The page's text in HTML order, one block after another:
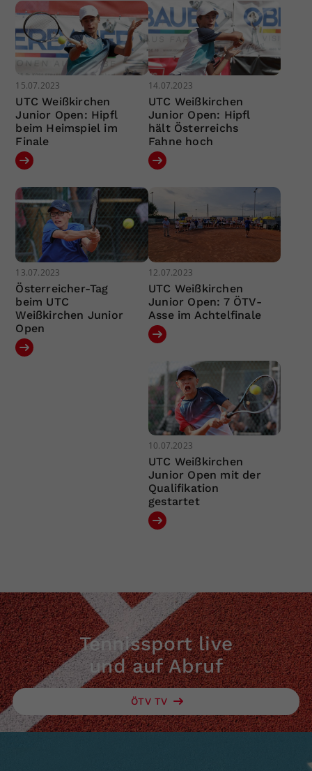
15.07.2023
UTC Weißkirchen
Junior Open: Hipfl
beim Heimspiel im
Finale
14.07.2023
UTC Weißkirchen
Junior Open: Hipfl
hält Österreichs
Fahne hoch
13.07.2023
Österreicher-Tag
beim UTC
Weißkirchen Junior
Open
12.07.2023
UTC Weißkirchen
Junior Open: 7 ÖTV-
Asse im Achtelfinale
10.07.2023
UTC Weißkirchen
Junior Open mit der
Qualifikation
gestartet
Tennissport live
und auf Abruf
ÖTV TV